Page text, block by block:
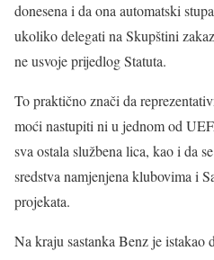
donesena i da ona automatski
ukoliko delegati na Skupštini
ne usvoje prijedlog Statuta.
To praktično znači da
moći nastupiti ni u jednom od
sva ostala službena lica, kao i da
sredstva namjenjena klubovima i
projekata.
Na kraju sastanka Benz je istakao